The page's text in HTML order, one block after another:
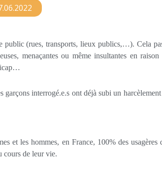
public (rues, transports, lieux publics,…). Cela
menaçantes ou même insultantes en raison
garçons interrogé.e.s ont déjà subi un
et les hommes, en France, 100% des usagères
cours de leur vie.